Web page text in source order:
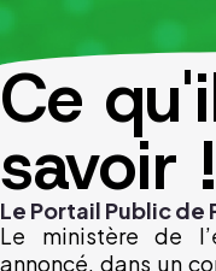
Ce
savoir !
Le Portail Public
Le ministère de
annoncé, dans un